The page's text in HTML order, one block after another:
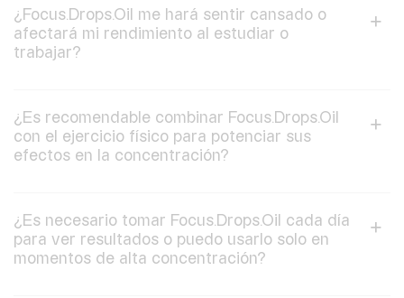
¿Focus.Drops.Oil me hará sentir cansado o
afectará mi rendimiento al estudiar o
trabajar?
¿Es recomendable combinar Focus.Drops.Oil
con el ejercicio físico para potenciar sus
efectos en la concentración?
¿Es necesario tomar Focus.Drops.Oil cada día
para ver resultados o puedo usarlo solo en
momentos de alta concentración?